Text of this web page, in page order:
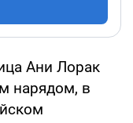
Ани Лорак
нарядом, в